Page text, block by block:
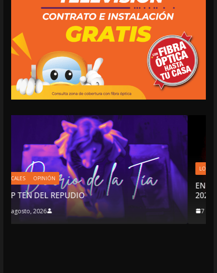
LOCALES OPINIÓN
EN LAS TRIPAS DEL JAGUAR: 07 DE
2026
7 agosto, 2026